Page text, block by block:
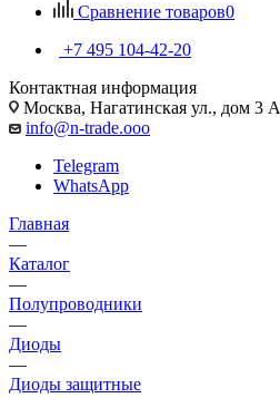
Сравнение товаров0
+7 495 104-42-20
Контактная информация
Москва, Нагатинская ул., дом 3 А
info@n-trade.ooo
Telegram
WhatsApp
Главная
—
Каталог
—
Полупроводники
—
Диоды
—
Диоды защитные